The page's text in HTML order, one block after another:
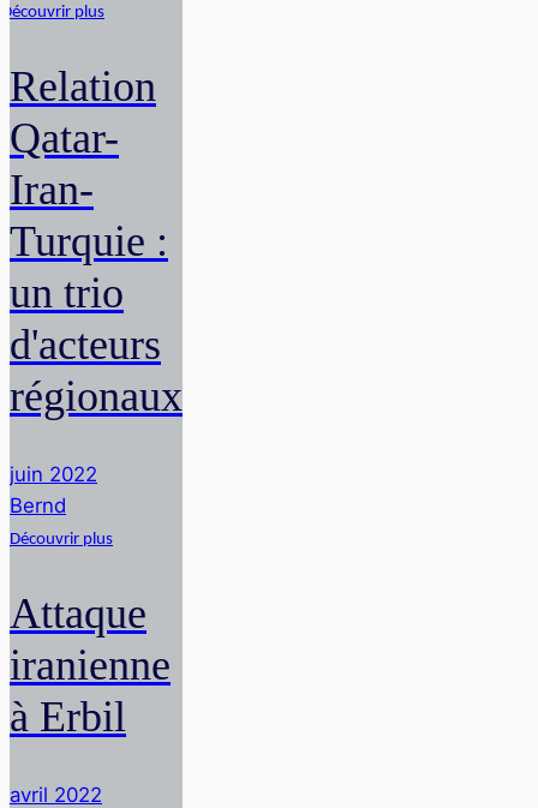
Découvrir plus
Relation
Qatar-
Iran-
Turquie :
un trio
d'acteurs
régionaux
juin 2022
Bernd
Découvrir plus
Attaque
iranienne
à Erbil
avril 2022